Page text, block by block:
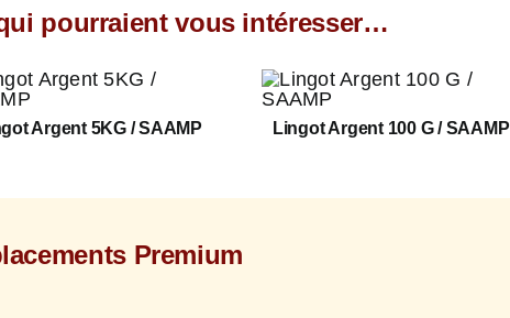
pourraient vous intéresser…
Argent 5KG / SAAMP Lingot Argent 100 G / SAAMP
Premium